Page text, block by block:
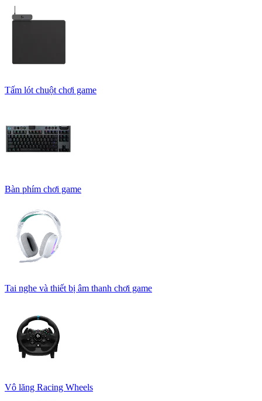
Tấm lót chuột chơi game
Bàn phím chơi game
Tai nghe và thiết bị âm thanh chơi game
Vô lăng Racing Wheels